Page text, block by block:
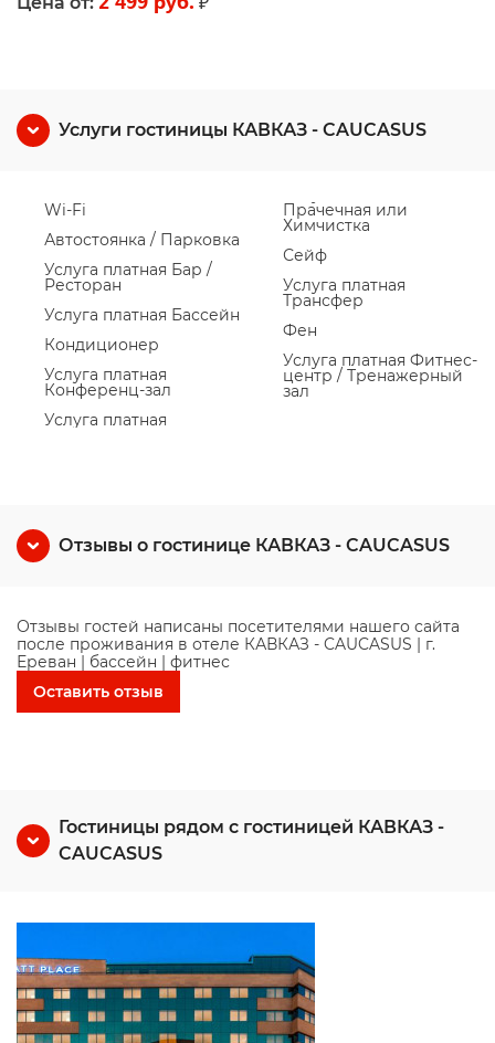
Услуги гостиницы КАВКАЗ - CAUCASUS
Wi-Fi
Автостоянка / Парковка
Услуга платная Бар /
Ресторан
Услуга платная Бассейн
Кондиционер
Услуга платная
Конференц-зал
Услуга платная
Прачечная или
Химчистка
Сейф
Услуга платная
Трансфер
Фен
Услуга платная Фитнес-
центр / Тренажерный
зал
Отзывы о гостинице КАВКАЗ - CAUCASUS
Отзывы гостей написаны посетителями нашего сайта
после проживания в отеле КАВКАЗ - CAUCASUS | г.
Ереван | бассейн | фитнес
Оставить отзыв
Гостиницы рядом с гостиницей КАВКАЗ -
CAUCASUS